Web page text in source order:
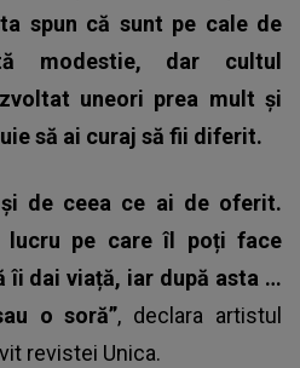
spun că sunt pe cale de
modestie, dar cultul
uneori prea mult și
să ai curaj să fii diferit.
de ceea ce ai de oferit.
lucru pe care îl poți face
îi dai viață, iar după asta …
o soră”, declara artistul
revistei Unica.